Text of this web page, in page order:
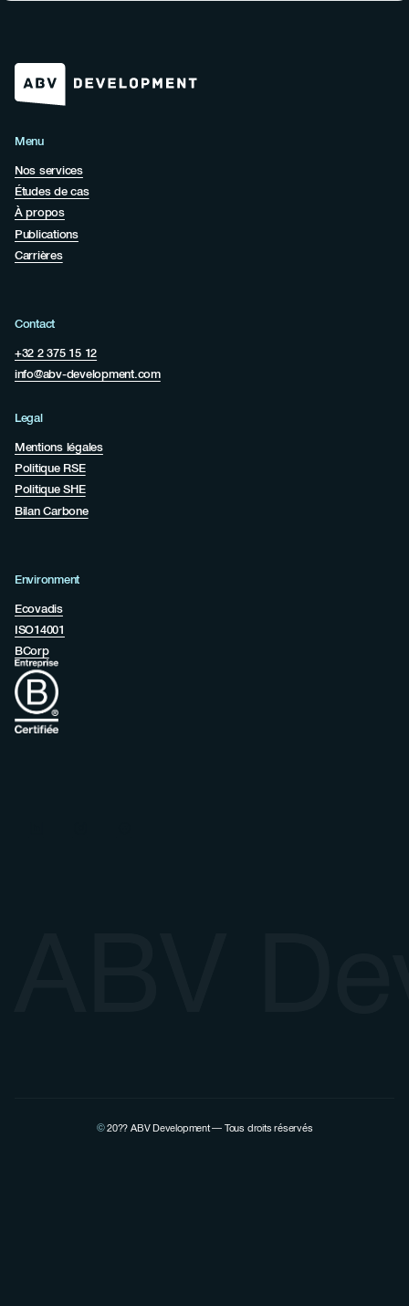
Menu
Nos services
Études de cas
À propos
Publications
Carrières
Contact
+32 2 375 15 12
info@abv-development.com
Legal
Mentions légales
Politique RSE
Politique SHE
Bilan Carbone
Environment
Ecovadis
ISO14001
BCorp
© 20?? ABV Development — Tous droits réservés